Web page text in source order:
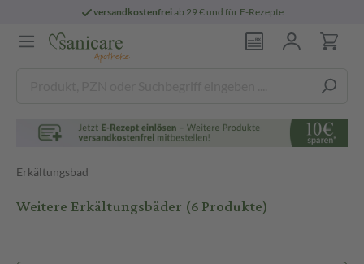
versandkostenfreiab 29 € und für E-Rezepte
Erkältungsbad
Weitere Erkältungsbäder (6 Produkte)